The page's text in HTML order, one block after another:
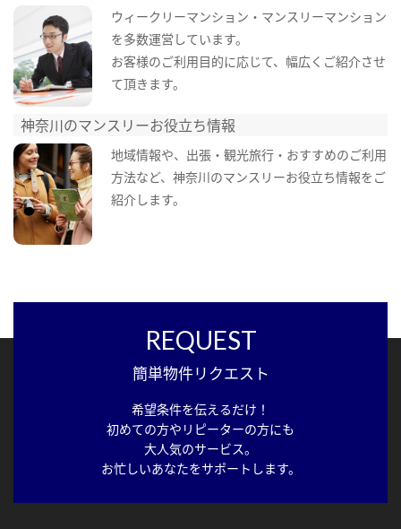
ウィークリーマンション・マンスリーマンション
を多数運営しています。
お客様のご利用目的に応じて、幅広くご紹介させ
て頂きます。
神奈川のマンスリーお役立ち情報
地域情報や、出張・観光旅行・おすすめのご利用
方法など、神奈川のマンスリーお役立ち情報をご
紹介します。
REQUEST
簡単物件リクエスト
希望条件を伝えるだけ！
初めての方やリピーターの方にも
大人気のサービス。
お忙しいあなたをサポートします。